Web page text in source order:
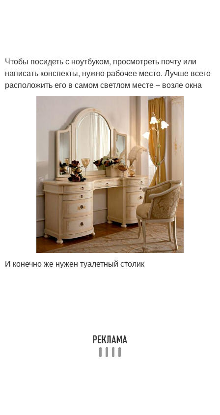
Чтобы посидеть с ноутбуком, просмотреть почту или
написать конспекты, нужно рабочее место. Лучше всего
расположить его в самом светлом месте – возле окна
И конечно же нужен туалетный столик